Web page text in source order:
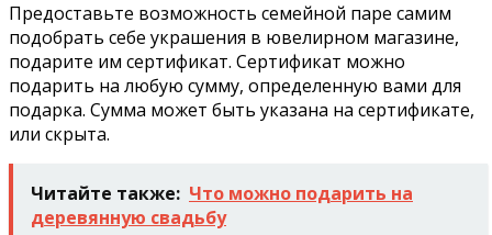
Предоставьте возможность семейной паре самим
подобрать себе украшения в ювелирном магазине,
подарите им сертификат. Сертификат можно
подарить на любую сумму, определенную вами для
подарка. Сумма может быть указана на сертификате,
или скрыта.
Читайте также: Что можно подарить на
деревянную свадьбу